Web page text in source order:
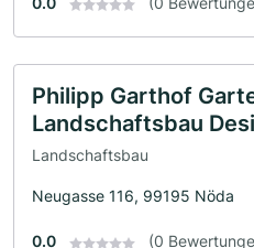
Philipp Garthof
Landschaftsbau
Landschaftsbau
Neugasse 116, 99195 Nöda
0.0 (0